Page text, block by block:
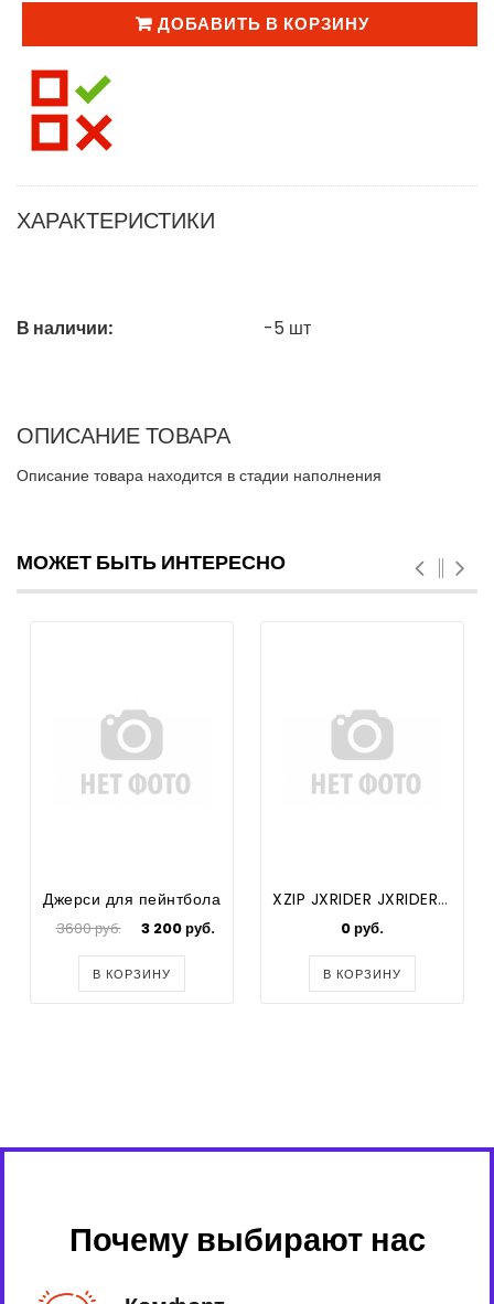
ДОБАВИТЬ В КОРЗИНУ
ХАРАКТЕРИСТИКИ
В наличии: -5 шт
ОПИСАНИЕ ТОВАРА
Описание товара находится в стадии наполнения
МОЖЕТ БЫТЬ ИНТЕРЕСНО
Джерси для пейнтбола
3600 руб. 3 200 руб.
В КОРЗИНУ
XZIP JXRIDER JXRIDER TIGER RED
0 руб.
В КОРЗИНУ
Почему выбирают нас